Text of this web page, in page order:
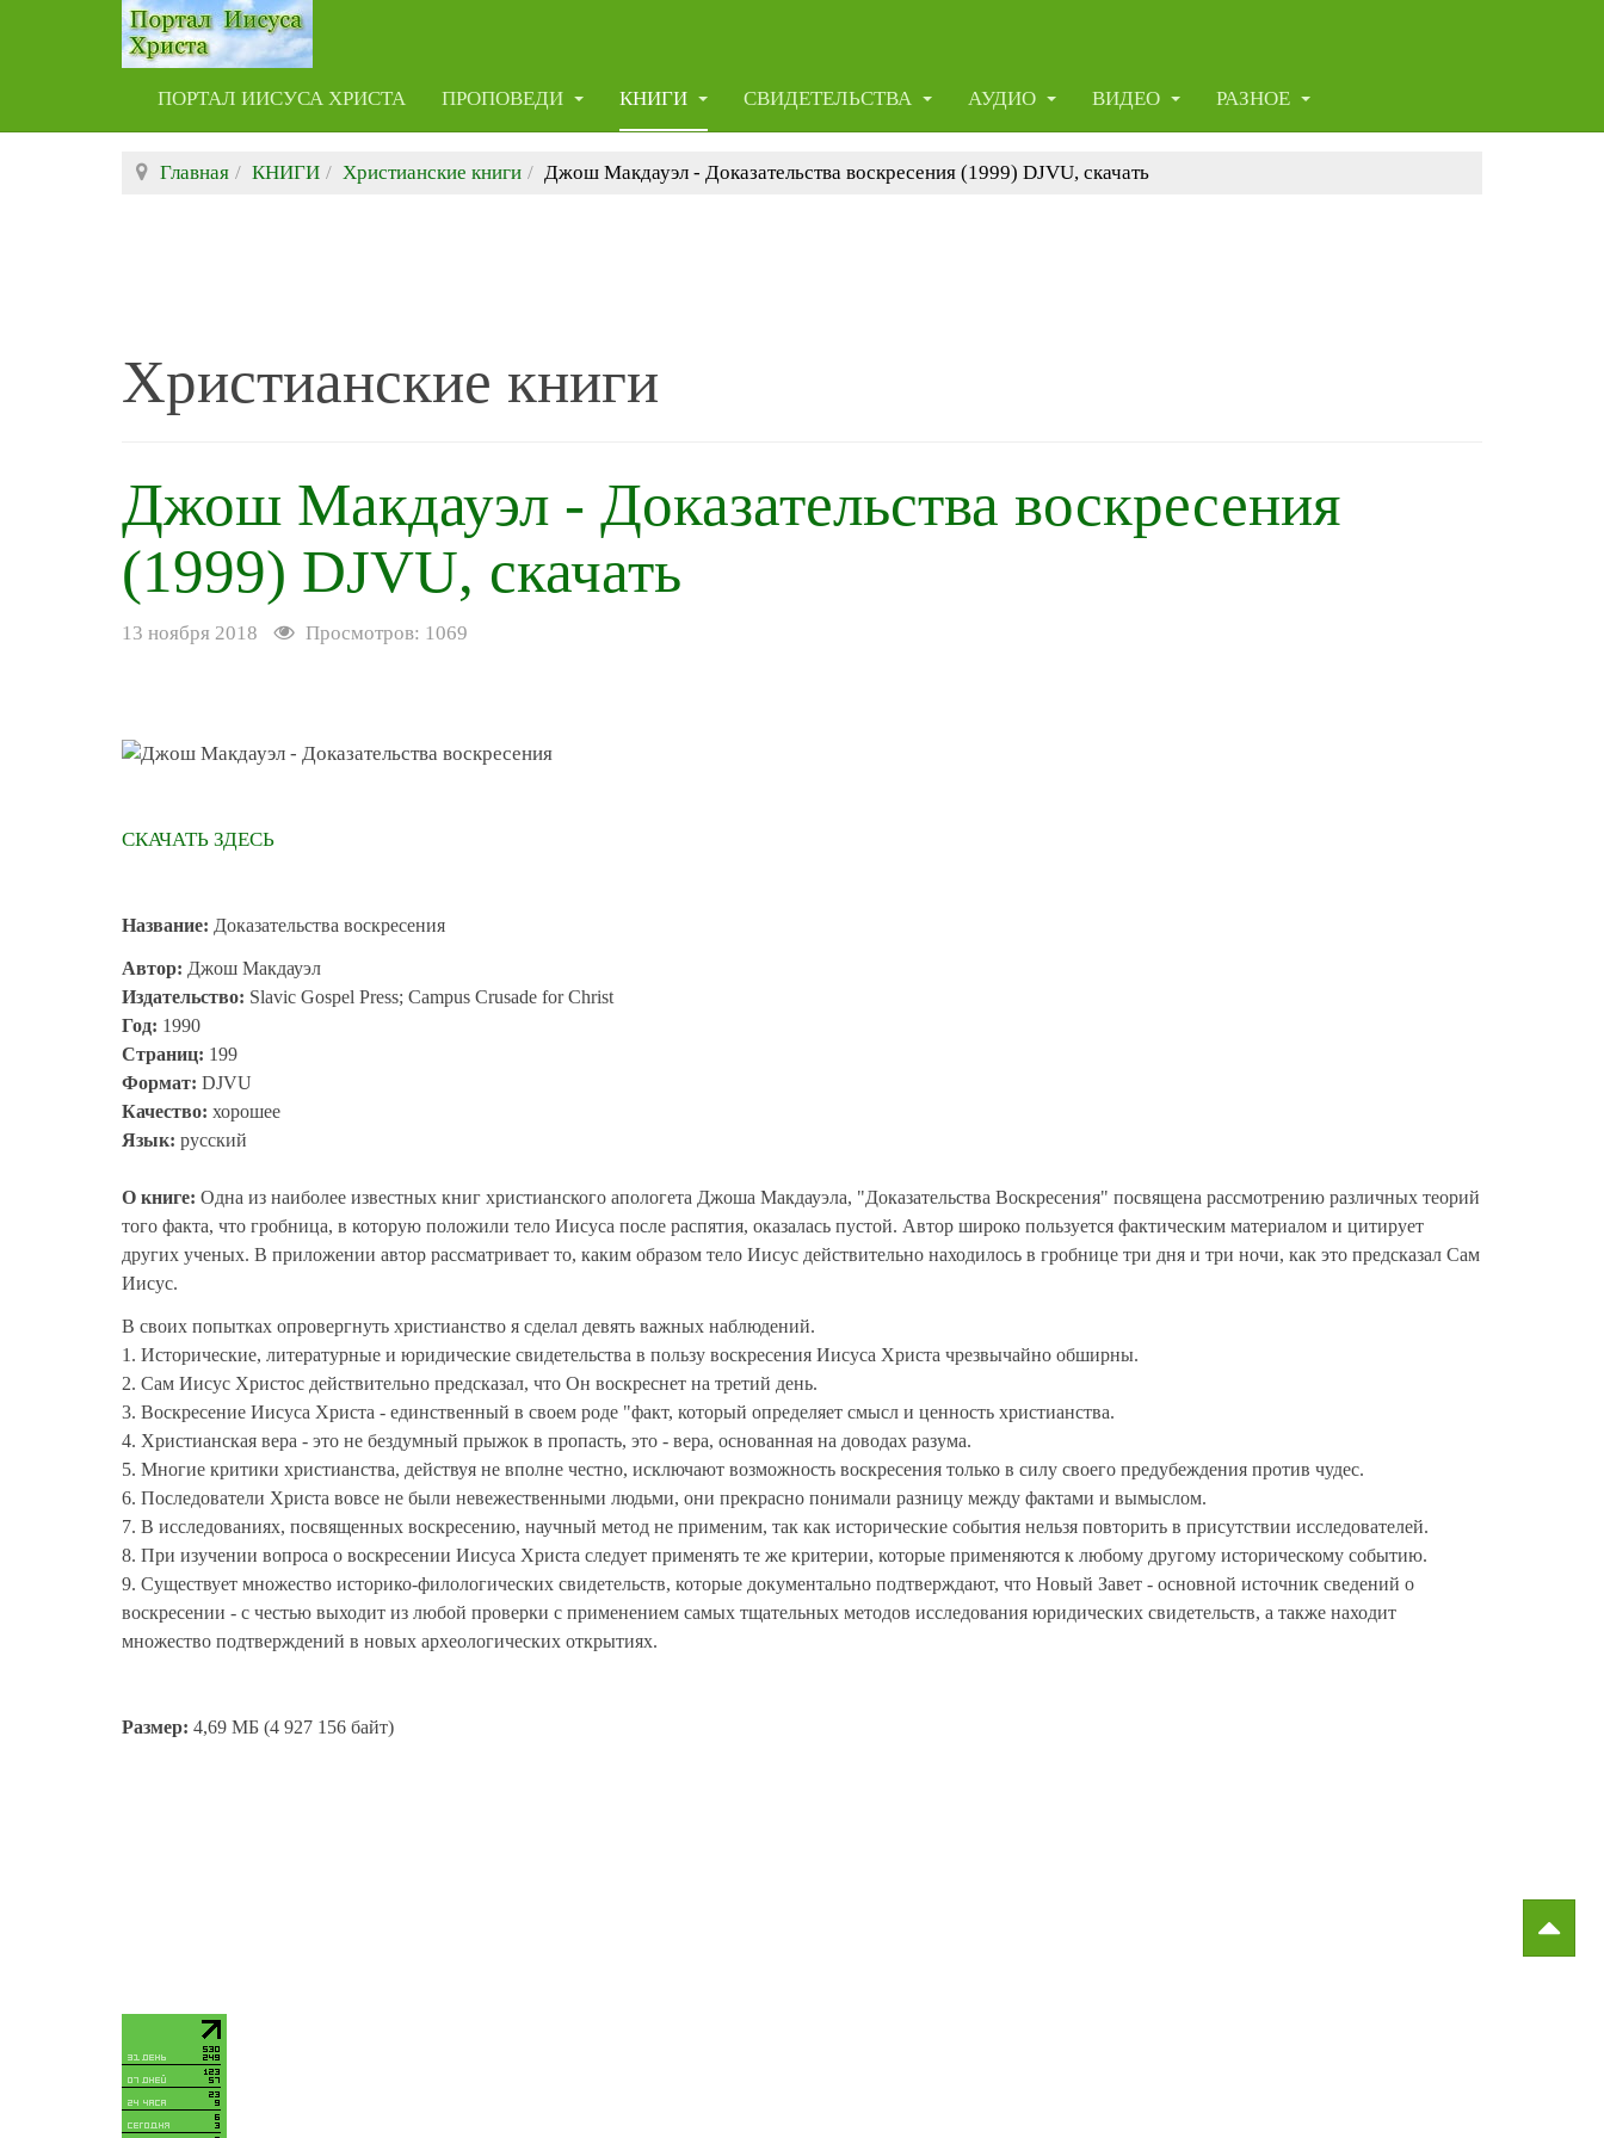
ПОРТАЛ ИИСУСА ХРИСТА ПРОПОВЕДИ КНИГИ СВИДЕТЕЛЬСТВА АУДИО ВИДЕО РАЗНОЕ
Главная КНИГИ Христианские книги Джош Макдауэл - Доказательства воскресения (1999) DJVU, скачать
Христианские книги
Джош Макдауэл - Доказательства воскресения
(1999) DJVU, скачать
13 ноября 2018 Просмотров: 1069
СКАЧАТЬ ЗДЕСЬ
Название: Доказательства воскресения
Автор: Джош Макдауэл
Издательство: Slavic Gospel Press; Campus Crusade for Christ
Год: 1990
Страниц: 199
Формат: DJVU
Качество: хорошее
Язык: русский
О книге: Одна из наиболее известных книг христианского апологета Джоша Макдауэла, "Доказательства Воскресения" посвящена рассмотрению различных теорий
того факта, что гробница, в которую положили тело Иисуса после распятия, оказалась пустой. Автор широко пользуется фактическим материалом и цитирует
других ученых. В приложении автор рассматривает то, каким образом тело Иисус действительно находилось в гробнице три дня и три ночи, как это предсказал Сам
Иисус.
В своих попытках опровергнуть христианство я сделал девять важных наблюдений.
1. Исторические, литературные и юридические свидетельства в пользу воскресения Иисуса Христа чрезвычайно обширны.
2. Сам Иисус Христос действительно предсказал, что Он воскреснет на третий день.
3. Воскресение Иисуса Христа - единственный в своем роде "факт, который определяет смысл и ценность христианства.
4. Христианская вера - это не бездумный прыжок в пропасть, это - вера, основанная на доводах разума.
5. Многие критики христианства, действуя не вполне честно, исключают возможность воскресения только в силу своего предубеждения против чудес.
6. Последователи Христа вовсе не были невежественными людьми, они прекрасно понимали разницу между фактами и вымыслом.
7. В исследованиях, посвященных воскресению, научный метод не применим, так как исторические события нельзя повторить в присутствии исследователей.
8. При изучении вопроса о воскресении Иисуса Христа следует применять те же критерии, которые применяются к любому другому историческому событию.
9. Существует множество историко-филологических свидетельств, которые документально подтверждают, что Новый Завет - основной источник сведений о
воскресении - с честью выходит из любой проверки с применением самых тщательных методов исследования юридических свидетельств, а также находит
множество подтверждений в новых археологических открытиях.
Размер: 4,69 МБ (4 927 156 байт)